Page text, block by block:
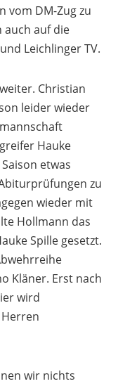
vom DM-Zug zu
auch auf die
Leichlinger TV.
Christian
leider wieder
Hauke
etwas
zu
wieder mit
Hollmann das
Spille gesetzt.
Kläner. Erst nach
wird
wir nichts